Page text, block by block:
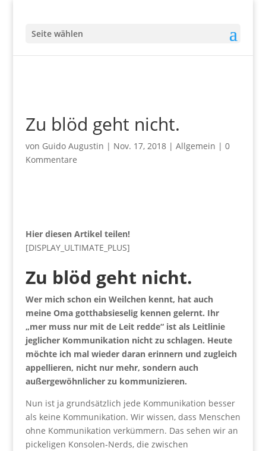
Seite wählen
Zu blöd geht nicht.
von Guido Augustin | Nov. 17, 2018| Allgemein | 0
Kommentare
Hier diesen Artikel teilen!
[DISPLAY_ULTIMATE_PLUS]
Zu blöd geht nicht.
Wer mich schon ein Weilchen kennt, hat auch
meine Oma gotthabsieselig kennen gelernt. Ihr
„mer muss nur mit de Leit redde“ ist als Leitlinie
jeglicher Kommunikation nicht zu schlagen. Heute
möchte ich mal wieder daran erinnern und zugleich
appellieren, nicht nur mehr, sondern auch
außergewöhnlicher zu kommunizieren.
Nun ist ja grundsätzlich jede Kommunikation besser
als keine Kommunikation. Wir wissen, dass Menschen
ohne Kommunikation verkümmern. Das sehen wir an
pickeligen Konsolen-Nerds, die zwischen